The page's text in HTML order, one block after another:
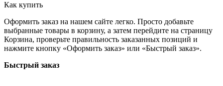
Как купить
Оформить заказ на нашем сайте легко. Просто добавьте
выбранные товары в корзину, а затем перейдите на страницу
Корзина, проверьте правильность заказанных позиций и
нажмите кнопку «Оформить заказ» или «Быстрый заказ».
Быстрый заказ